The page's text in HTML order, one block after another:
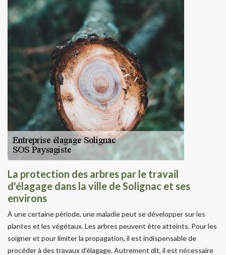
La protection des arbres par le travail
d'élagage dans la ville de Solignac et ses
environs
À une certaine période, une maladie peut se développer sur les
plantes et les végétaux. Les arbres peuvent être atteints. Pour les
soigner et pour limiter la propagation, il est indispensable de
procéder à des travaux d'élagage. Autrement dit, il est nécessaire